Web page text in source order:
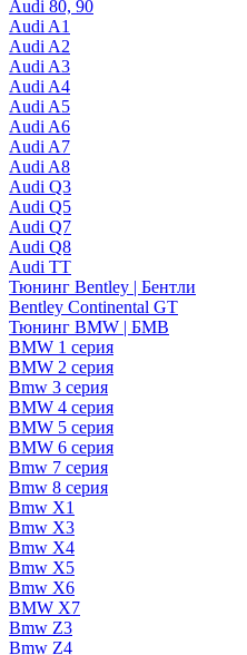
Audi 80, 90
Audi A1
Audi A2
Audi A3
Audi A4
Audi A5
Audi A6
Audi A7
Audi A8
Audi Q3
Audi Q5
Audi Q7
Audi Q8
Audi TT
Тюнинг Bentley | Бентли
Bentley Continental GT
Тюнинг BMW | БМВ
BMW 1 серия
BMW 2 серия
Bmw 3 серия
BMW 4 серия
BMW 5 серия
BMW 6 серия
Bmw 7 серия
Bmw 8 серия
Bmw X1
Bmw X3
Bmw X4
Bmw X5
Bmw X6
BMW X7
Bmw Z3
Bmw Z4